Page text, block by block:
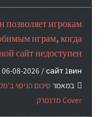
позволяет игрокам
играм, когда
сайт недоступен.
сайт 1вин /
06-08-2026
במאמר
Cover מדנמרק